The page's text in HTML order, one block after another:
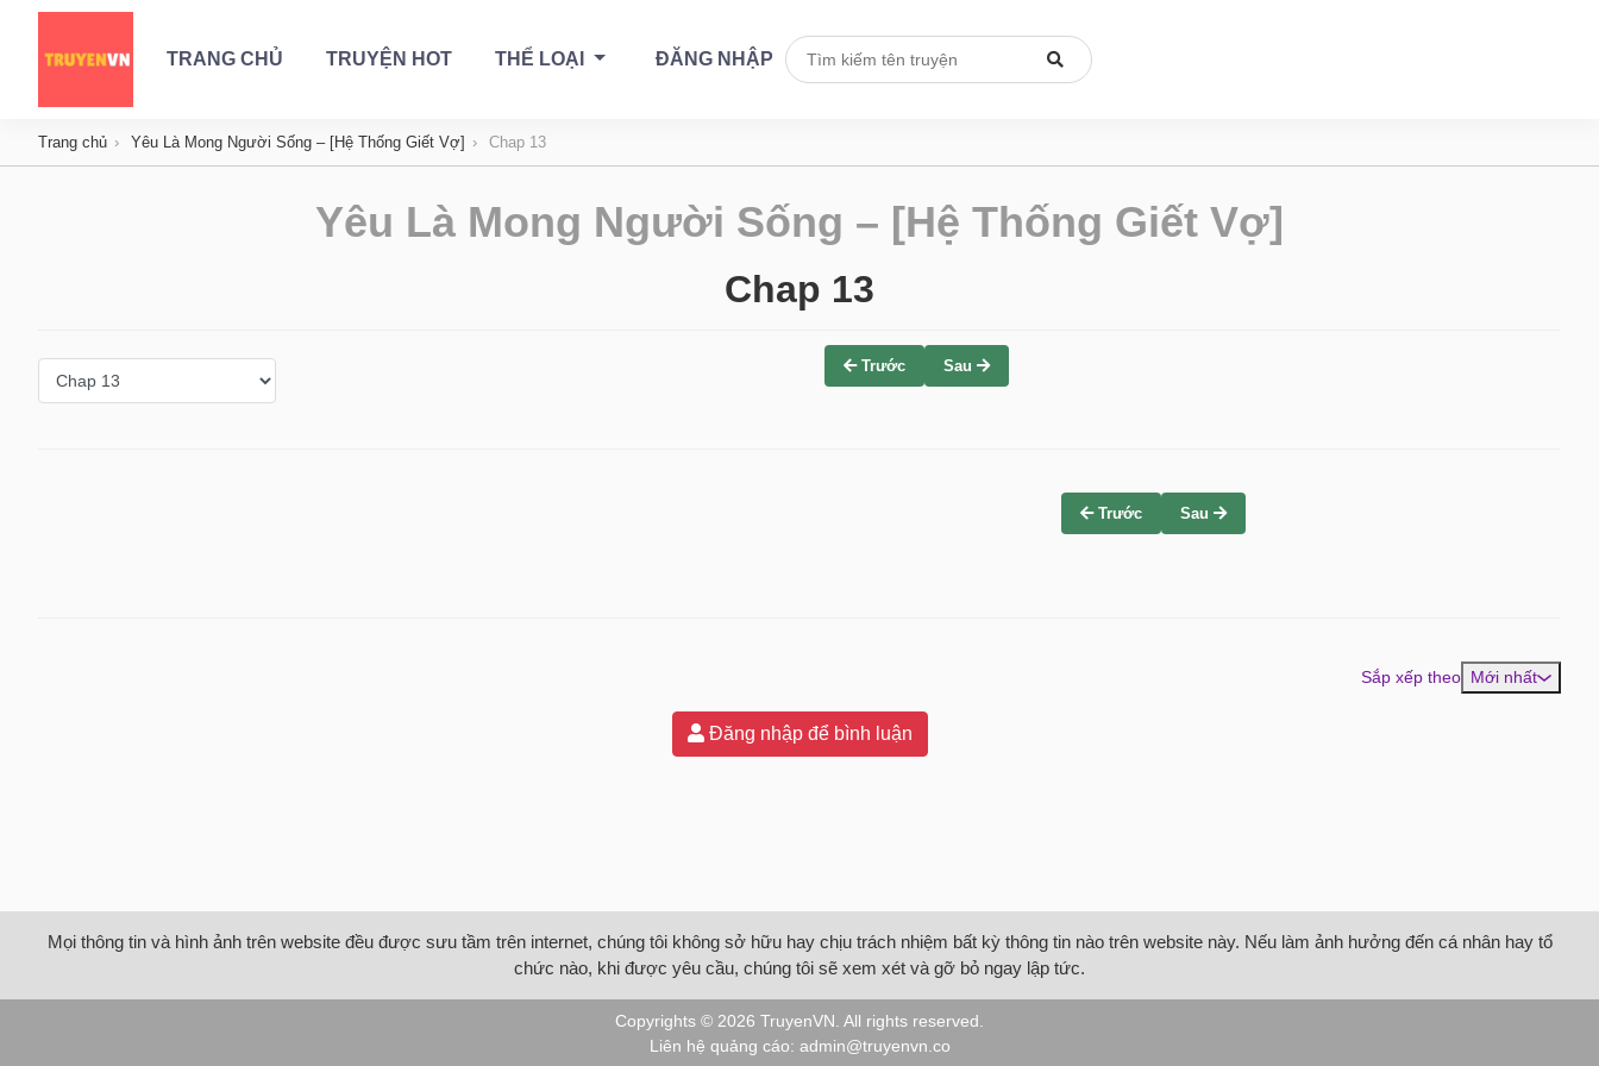
TRANG CHỦ TRUYỆN HOT THỂ LOẠI ĐĂNG NHẬP
Trang chủ Yêu Là Mong Người Sống – [Hệ Thống Giết Vợ] Chap 13
Yêu Là Mong Người Sống – [Hệ Thống Giết Vợ]
Chap 13
Trước Sau
Trước Sau
Sắp xếp theo Mới nhất
Đăng nhập để bình luận
Mọi thông tin và hình ảnh trên website đều được sưu tầm trên internet, chúng tôi không sở hữu hay chịu trách nhiệm bất kỳ thông tin nào trên website này. Nếu làm ảnh hưởng đến cá nhân hay tổ
chức nào, khi được yêu cầu, chúng tôi sẽ xem xét và gỡ bỏ ngay lập tức.
Copyrights © 2026 TruyenVN . All rights reserved.
Liên hệ quảng cáo: admin@truyenvn.co